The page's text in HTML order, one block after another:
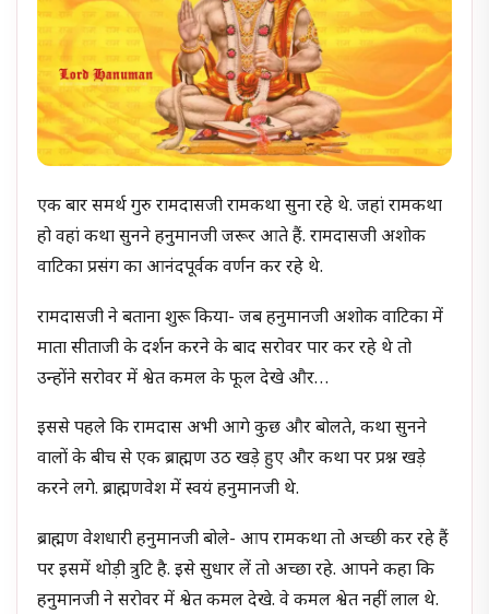
एक बार समर्थ गुरु रामदासजी रामकथा सुना रहे थे. जहां रामकथा
हो वहां कथा सुनने हनुमानजी जरूर आते हैं. रामदासजी अशोक
वाटिका प्रसंग का आनंदपूर्वक वर्णन कर रहे थे.
रामदासजी ने बताना शुरू किया- जब हनुमानजी अशोक वाटिका में
माता सीताजी के दर्शन करने के बाद सरोवर पार कर रहे थे तो
उन्होंने सरोवर में श्वेत कमल के फूल देखे और…
इससे पहले कि रामदास अभी आगे कुछ और बोलते, कथा सुनने
वालों के बीच से एक ब्राह्मण उठ खड़े हुए और कथा पर प्रश्न खड़े
करने लगे. ब्राह्मणवेश में स्वयं हनुमानजी थे.
ब्राह्मण वेशधारी हनुमानजी बोले- आप रामकथा तो अच्छी कर रहे हैं
पर इसमें थोड़ी त्रुटि है. इसे सुधार लें तो अच्छा रहे. आपने कहा कि
हनुमानजी ने सरोवर में श्वेत कमल देखे. वे कमल श्वेत नहीं लाल थे.